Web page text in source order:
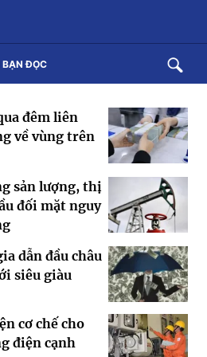
BẠN ĐỌC
đêm liên
về vùng trên
sản lượng, thị
đối mặt nguy
dẫn đầu châu
siêu giàu
cơ chế cho
điện cạnh